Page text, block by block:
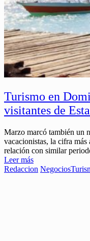
Turismo en
visitantes de
Marzo marcó también un
vacacionistas, la cifra más
relación con similar
Leer más
Redaccion Negocios